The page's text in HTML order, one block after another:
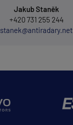
Jakub Staněk
+420 731 255 244
stanek@antiradary.net